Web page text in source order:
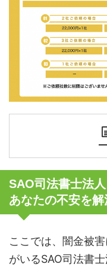
SAO司法書士法人
あなたの不安を解
ここでは、闇金被
がいるSAO司法書